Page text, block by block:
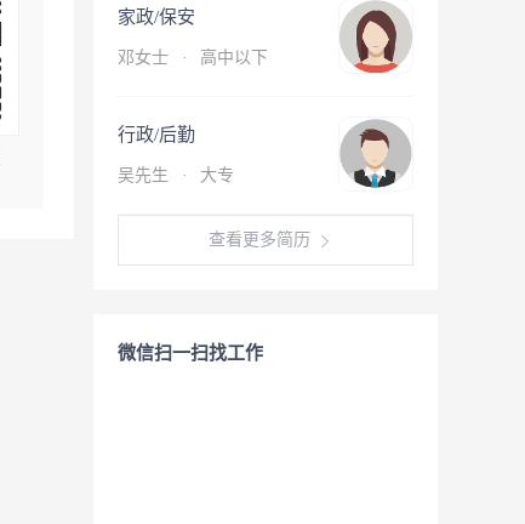
家政/保安
邓女士 · 高中以下
行政/后勤
吴先生 · 大专
查看更多简历
微信扫一扫找工作